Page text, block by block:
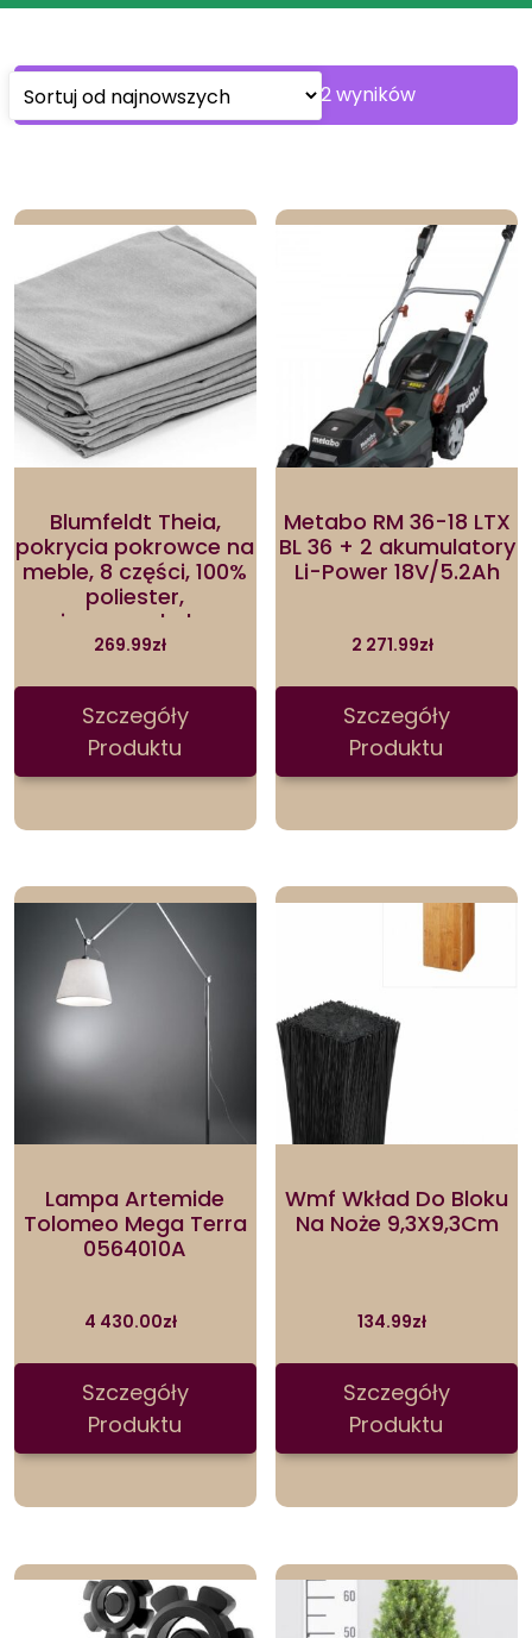
Wyświetlanie 1–30 z 122 wynikówSorted
by
Blumfeldt Theia,
pokrycia pokrowce na
meble, 8 części, 100%
poliester,
nieprzemakalne,
jasnoszary
269.99zł
Szczegóły
Produktu
Metabo RM 36-18 LTX
BL 36 + 2 akumulatory
Li-Power 18V/5.2Ah
2 271.99zł
Szczegóły
Produktu
Lampa Artemide
Tolomeo Mega Terra
0564010A
4 430.00zł
Szczegóły
Produktu
Wmf Wkład Do Bloku
Na Noże 9,3X9,3Cm
134.99zł
Szczegóły
Produktu